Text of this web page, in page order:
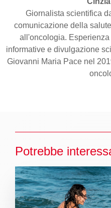
Giornalista scientifica
comunicazione della
all'oncologia.
informative e divulgazione
Giovanni Maria Pace nel
Potrebbe